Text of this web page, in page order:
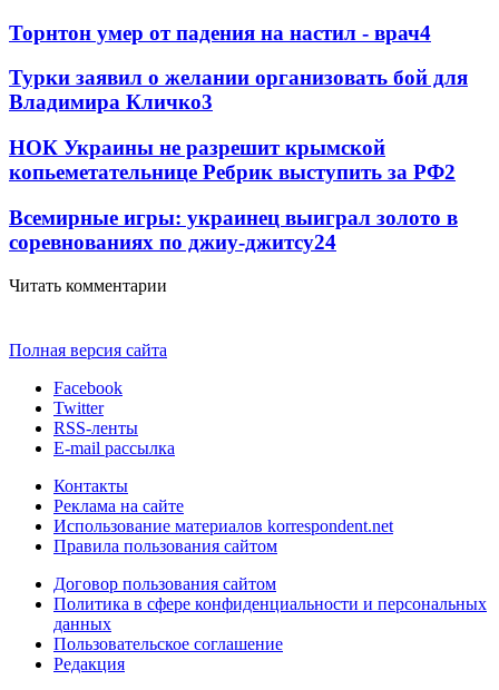
Торнтон умер от падения на настил - врач4
Турки заявил о желании организовать бой для
Владимира Кличко3
НОК Украины не разрешит крымской
копьеметательнице Ребрик выступить за РФ2
Всемирные игры: украинец выиграл золото в
соревнованиях по джиу-джитсу24
Читать комментарии
Полная версия сайта
Facebook
Twitter
RSS-ленты
E-mail рассылка
Контакты
Реклама на сайте
Использование материалов korrespondent.net
Правила пользования сайтом
Договор пользования сайтом
Политика в сфере конфиденциальности и персональных
данных
Пользовательское соглашение
Редакция